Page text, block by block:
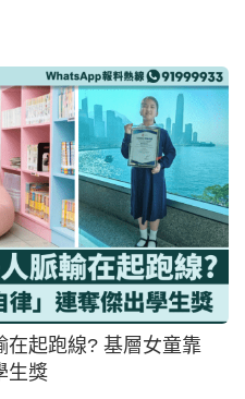
在起跑線? 基層女童靠
生獎